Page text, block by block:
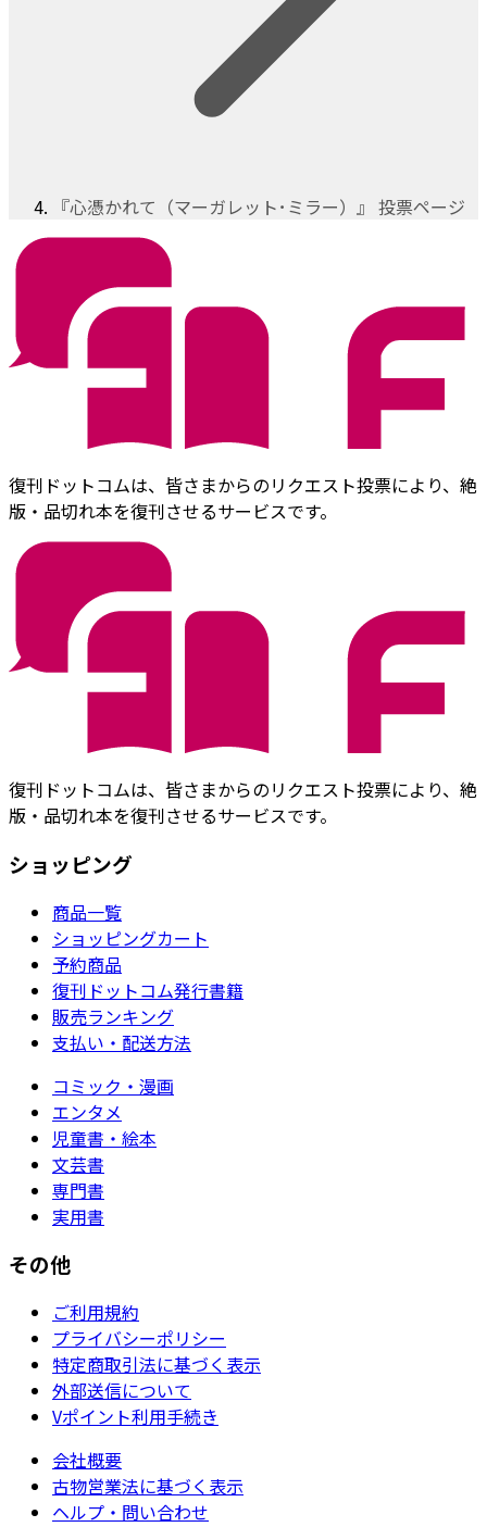
『心憑かれて（マーガレット･ミラー）』 投票ページ
復刊ドットコムは、皆さまからのリクエスト投票により、絶
版・品切れ本を復刊させるサービスです。
復刊ドットコムは、皆さまからのリクエスト投票により、絶
版・品切れ本を復刊させるサービスです。
ショッピング
商品一覧
ショッピングカート
予約商品
復刊ドットコム発行書籍
販売ランキング
支払い・配送方法
コミック・漫画
エンタメ
児童書・絵本
文芸書
専門書
実用書
その他
ご利用規約
プライバシーポリシー
特定商取引法に基づく表示
外部送信について
Vポイント利用手続き
会社概要
古物営業法に基づく表示
ヘルプ・問い合わせ